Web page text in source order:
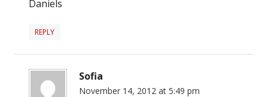
Daniels
REPLY
Sofia
November 14, 2012 at 5:49 pm